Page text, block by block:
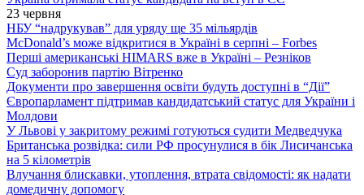
23 червня
НБУ “надрукував” для уряду ще 35 мільярдів
McDonald’s може відкритися в Україні в серпні – Forbes
Перші американські HIMARS вже в Україні – Резніков
Суд заборонив партію Вітренко
Документи про завершення освіти будуть доступні в “Дії”
Європарламент підтримав кандидатський статус для України і
Молдови
У Львові у закритому режимі готуються судити Медведчука
Британська розвідка: сили РФ просунулися в бік Лисичанська
на 5 кілометрів
Влучання блискавки, утоплення, втрата свідомості: як надати
домедичну допомогу